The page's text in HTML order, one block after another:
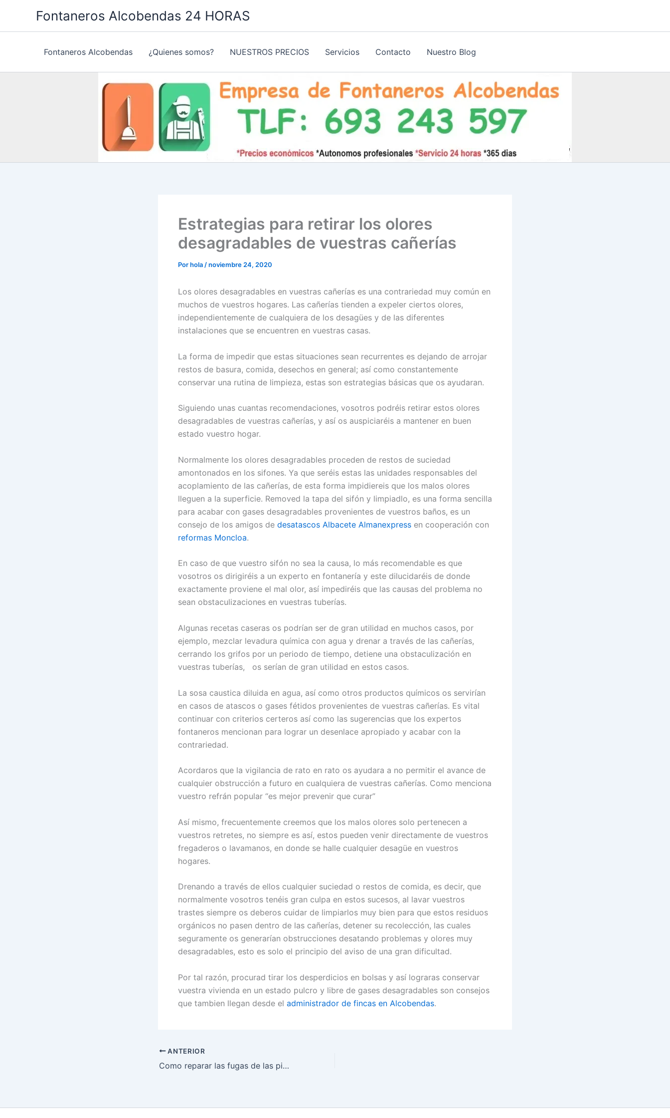
contenido
Fontaneros Alcobendas 24 HORAS
Fontaneros Alcobendas ¿Quienes somos? NUESTROS PRECIOS Servicios Contacto Nuestro Blog
Estrategias para retirar los olores
desagradables de vuestras cañerías
Porhola /noviembre 24, 2020
Los olores desagradables en vuestras cañerías es una contrariedad muy común en
muchos de vuestros hogares. Las cañerías tienden a expeler ciertos olores,
independientemente de cualquiera de los desagües y de las diferentes
instalaciones que se encuentren en vuestras casas.
La forma de impedir que estas situaciones sean recurrentes es dejando de arrojar
restos de basura, comida, desechos en general; así como constantemente
conservar una rutina de limpieza, estas son estrategias básicas que os ayudaran.
Siguiendo unas cuantas recomendaciones, vosotros podréis retirar estos olores
desagradables de vuestras cañerías, y así os auspiciaréis a mantener en buen
estado vuestro hogar.
Normalmente los olores desagradables proceden de restos de suciedad
amontonados en los sifones. Ya que seréis estas las unidades responsables del
acoplamiento de las cañerías, de esta forma impidiereis que los malos olores
lleguen a la superficie. Removed la tapa del sifón y limpiadlo, es una forma sencilla
para acabar con gases desagradables provenientes de vuestros baños, es un
consejo de los amigos de desatascos Albacete Almanexpress en cooperación con
reformas Moncloa.
En caso de que vuestro sifón no sea la causa, lo más recomendable es que
vosotros os dirigiréis a un experto en fontanería y este dilucidaréis de donde
exactamente proviene el mal olor, así impediréis que las causas del problema no
sean obstaculizaciones en vuestras tuberías.
Algunas recetas caseras os podrían ser de gran utilidad en muchos casos, por
ejemplo, mezclar levadura química con agua y drenar a través de las cañerías,
cerrando los grifos por un periodo de tiempo, detiene una obstaculización en
vuestras tuberías, os serían de gran utilidad en estos casos.
La sosa caustica diluida en agua, así como otros productos químicos os servirían
en casos de atascos o gases fétidos provenientes de vuestras cañerías. Es vital
continuar con criterios certeros así como las sugerencias que los expertos
fontaneros mencionan para lograr un desenlace apropiado y acabar con la
contrariedad.
Acordaros que la vigilancia de rato en rato os ayudara a no permitir el avance de
cualquier obstrucción a futuro en cualquiera de vuestras cañerías. Como menciona
vuestro refrán popular “es mejor prevenir que curar”
Así mismo, frecuentemente creemos que los malos olores solo pertenecen a
vuestros retretes, no siempre es así, estos pueden venir directamente de vuestros
fregaderos o lavamanos, en donde se halle cualquier desagüe en vuestros
hogares.
Drenando a través de ellos cualquier suciedad o restos de comida, es decir, que
normalmente vosotros tenéis gran culpa en estos sucesos, al lavar vuestros
trastes siempre os deberos cuidar de limpiarlos muy bien para que estos residuos
orgánicos no pasen dentro de las cañerías, detener su recolección, las cuales
seguramente os generarían obstrucciones desatando problemas y olores muy
desagradables, esto es solo el principio del aviso de una gran dificultad.
Por tal razón, procurad tirar los desperdicios en bolsas y así lograras conservar
vuestra vivienda en un estado pulcro y libre de gases desagradables son consejos
que tambien llegan desde el administrador de fincas en Alcobendas.
ANTERIOR
Como reparar las fugas de las piscinas